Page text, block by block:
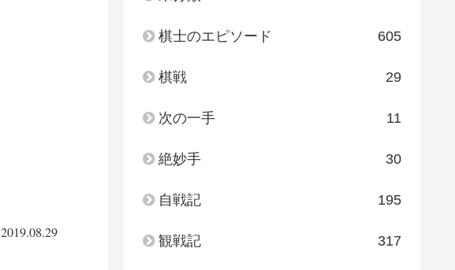
2019.08.29
棋士のエピソード 605
棋戦 29
次の一手 11
絶妙手 30
自戦記 195
観戦記 317